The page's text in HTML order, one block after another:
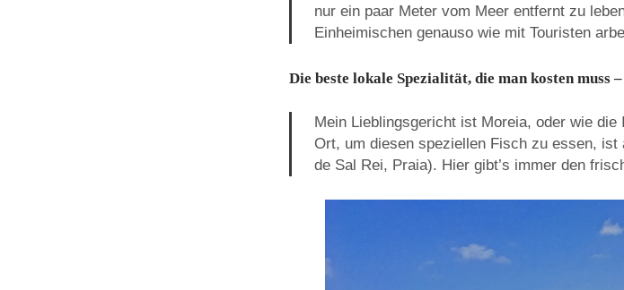
nur ein paar Meter vom Meer entfernt zu
Einheimischen genauso wie mit Touristen
Die beste lokale Spezialität, die man kosten muss
Mein Lieblingsgericht ist Moreia, oder wie
Ort, um diesen speziellen Fisch zu essen, ist
de Sal Rei, Praia). Hier gibt’s immer den